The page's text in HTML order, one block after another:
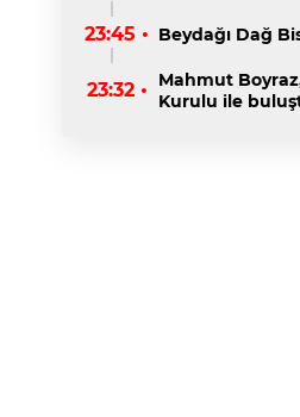
23:45 • Beydağı Dağ
23:32 •
Mahmut
Kurulu ile